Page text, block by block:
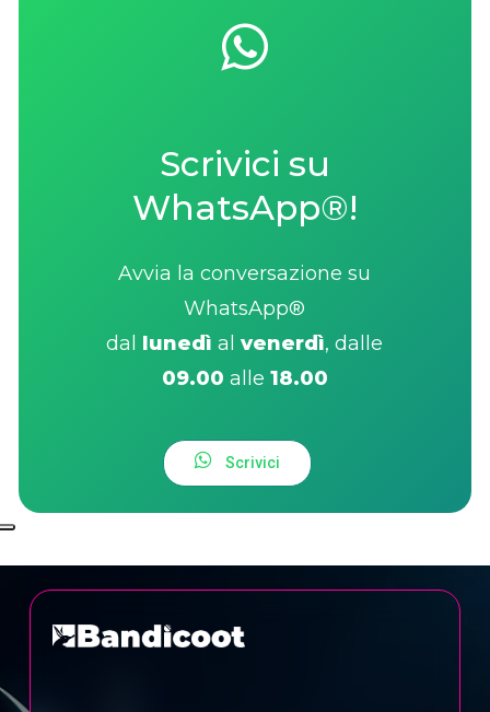
Scrivici su
WhatsApp®!
Avvia la conversazione su
WhatsApp®
dal lunedì alvenerdì, dalle
09.00 alle 18.00
Scrivici